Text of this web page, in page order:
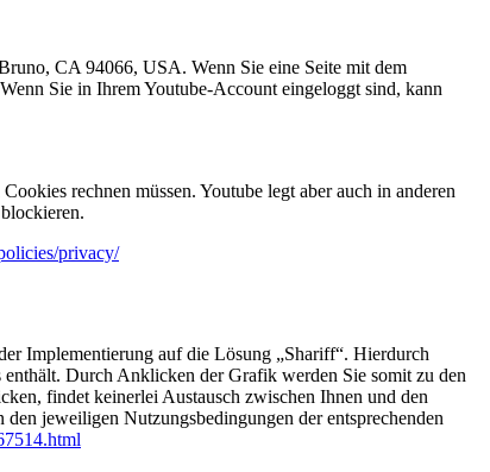
CA 94066, USA. Wenn Sie eine Seite mit dem
Sie in Ihrem Youtube-Account eingeloggt sind, kann
rechnen müssen. Youtube legt aber auch in anderen
privacy/
Implementierung auf die Lösung „Shariff“. Hierdurch
Durch Anklicken der Grafik werden Sie somit zu den
findet keinerlei Austausch zwischen Ihnen und den
jeweiligen Nutzungsbedingungen der entsprechenden